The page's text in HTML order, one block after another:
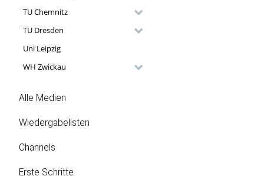
TU Chemnitz
TU Dresden
Uni Leipzig
WH Zwickau
Alle Medien
Wiedergabelisten
Channels
Erste Schritte